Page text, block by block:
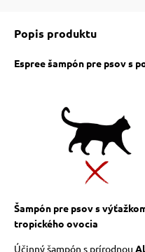
Popis produktu
Espree šampón pre psov s
Šampón pre psov s
tropického ovocia
Účinný šampón s prírodnou